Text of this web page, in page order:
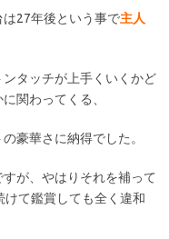
27年後という事で主人
タッチが上手くいくかど
関わってくる、
豪華さに納得でした。
すが、やはりそれを補って
て鑑賞しても全く違和